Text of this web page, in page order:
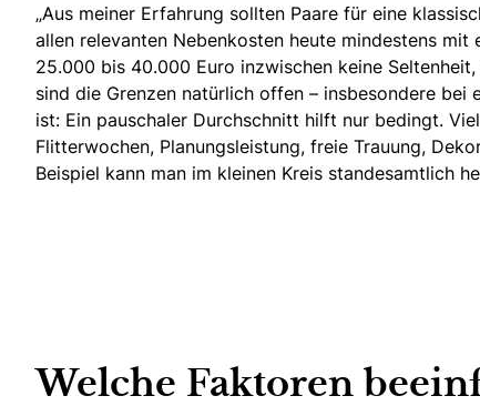
„Aus meiner Erfahrung sollten Paare für eine
allen relevanten Nebenkosten heute mindestens
25.000 bis 40.000 Euro inzwischen keine
sind die Grenzen natürlich offen – insbesondere bei
ist: Ein pauschaler Durchschnitt hilft nur bedingt.
Flitterwochen, Planungsleistung, freie Trauung,
Beispiel kann man im kleinen Kreis standesamtlich
Welche Faktoren